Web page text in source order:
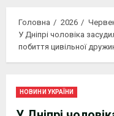
Головна 2026
У Дніпрі чоловіка
побиття цивільної
НОВИНИ УКРАЇНИ